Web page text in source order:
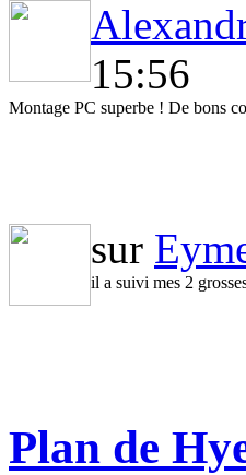
15:56
Montage PC superbe ! De bons
sur
il a suivi mes 2
Plan de